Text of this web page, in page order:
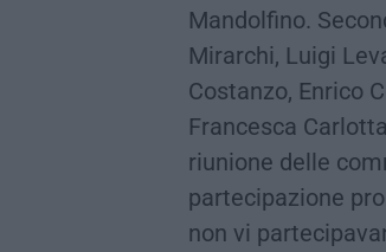
Mandolfino.
Mirarchi, Luigi
Costanzo, Enrico
Francesca
riunione delle
partecipazione
non vi